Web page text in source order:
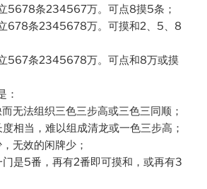
5678条234567万。可点8摸5条；
678条2345678万。可摸和2、5、8
567条2345678万。可点和8万或摸
：
无法组织三色三步高或三色三同顺；
相当，难以组成清龙或一色三步高；
无效的闲牌少；
是5番，再有2番即可摸和，或再有3